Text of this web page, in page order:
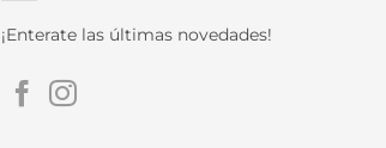
¡Enterate las últimas novedades!